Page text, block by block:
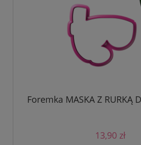
Foremka MASKA Z RURKĄ
13,90 zł